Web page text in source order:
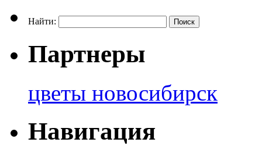
Найти:
Партнеры
цветы новосибирск
Навигация